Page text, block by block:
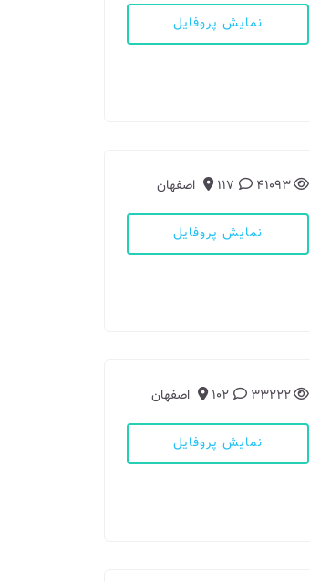
نمایش پروفایل
41093
117 اصفهان
نمایش پروفایل
33222
102 اصفهان
نمایش پروفایل